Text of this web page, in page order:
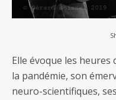
Elle évoque les
la pandémie, son
neuro-scientifiques,